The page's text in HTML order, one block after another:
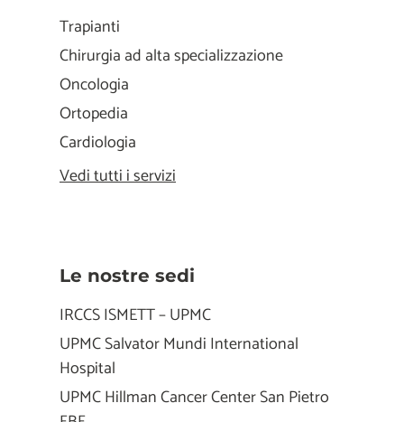
Trapianti
Chirurgia ad alta specializzazione
Oncologia
Ortopedia
Cardiologia
Vedi tutti i servizi
Le nostre sedi
IRCCS ISMETT – UPMC
UPMC Salvator Mundi International
Hospital
UPMC Hillman Cancer Center San Pietro